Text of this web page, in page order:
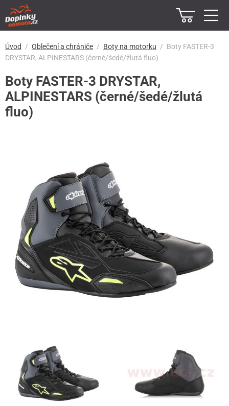
Úvod Oblečení a chrániče Boty na motorku
Boty FASTER-3
DRYSTAR, ALPINESTARS (černé/šedé/žlutá fluo)
Boty FASTER-3 DRYSTAR,
ALPINESTARS (černé/šedé/žlutá
fluo)